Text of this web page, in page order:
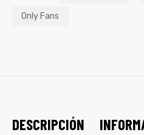
Only Fans
DESCRIPCIÓN